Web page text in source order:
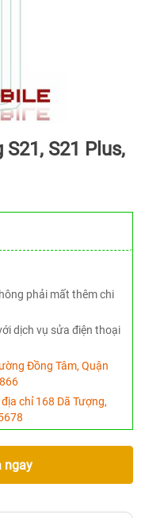
S21 Plus,
phải mất thêm chi
dịch vụ sửa điện thoại
Đồng Tâm, Quận
chỉ 168 Dã Tượng,
ngay